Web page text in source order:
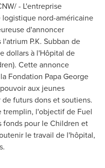
- L'entreprise
nord-américaine
d'annoncer
P.K. Subban de
dollars à l'Hôpital de
Cette annonce
Fondation Papa George
aux jeunes
futurs dons et soutiens.
tremplin, l'objectif de Fuel
pour le Children et
le travail de l'hôpital,